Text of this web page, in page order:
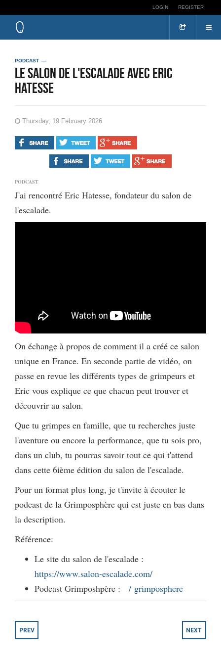
LOGIN REGISTER
PODCAST
Le salon de l'escalade avec Eric
hatesse
Thursday, 19 February 2026
PODCAST
J'ai rencontré Eric Hatesse, fondateur du salon de
l'escalade.
On échange à propos de comment il a créé ce salon
unique en France. En seconde partie de vidéo, on
passe en revue les différents types de grimpeurs et
Eric vous explique ce que chacun peut trouver et
découvrir au salon.
Que tu grimpes en famille, que tu recherches juste
l'aventure ou encore la performance, que tu sois pro,
dans un club, tu pourras savoir tout ce qui t'attend
dans cette 6ième édition du salon de l'escalade.
Pour un format plus long, je t'invite à écouter le
podcast de la Grimposphère qui est juste en bas dans
la description.
Référence:
Le site du salon de l'escalade :
https://www.salon-escalade.com/
Podcast Grimposhpère :
/ grimposphere
PREV NEXT